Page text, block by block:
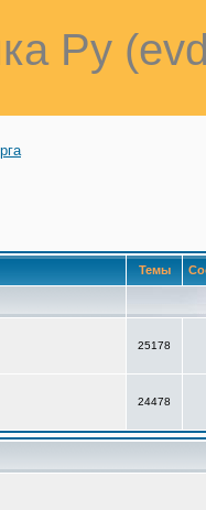
Ру
Темы
25178
24478